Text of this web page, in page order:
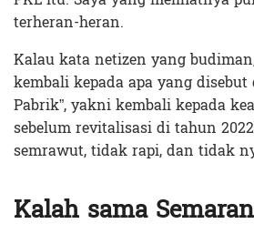
terheran-heran.
Kalau kata netizen yang
kembali kepada apa yang disebut
Pabrik”, yakni kembali kepada
sebelum revitalisasi di tahun
semrawut, tidak rapi, dan tidak
Kalah sama